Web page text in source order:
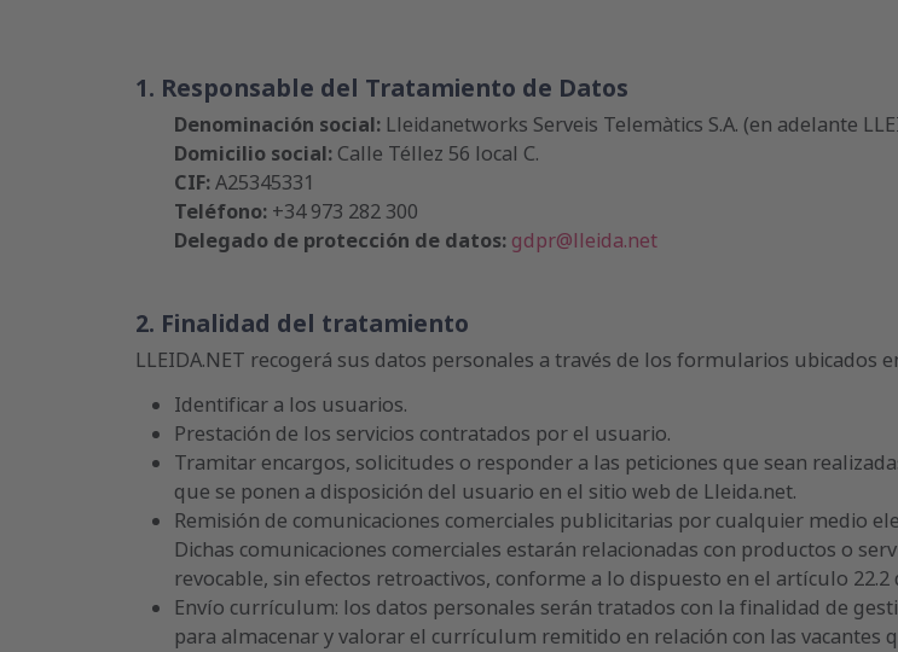
1. Responsable del Tratamiento de Datos
Denominación social: Lleidanetworks Serveis Telemàtics S.A. (en adelante
Domicilio social: Calle Téllez 56 local C.
CIF:A25345331
Teléfono: +34 973 282 300
Delegado de protección de datos: gdpr@lleida.net
2. Finalidad del tratamiento
LLEIDA.NET recogerá sus datos personales a través de los formularios ubicados
Identificar a los usuarios.
Prestación de los servicios contratados por el usuario.
Tramitar encargos, solicitudes o responder a las peticiones que sean
que se ponen a disposición del usuario en el sitio web de Lleida.net.
Remisión de comunicaciones comerciales publicitarias por cualquier medio
Dichas comunicaciones comerciales estarán relacionadas con productos o
revocable, sin efectos retroactivos, conforme a lo dispuesto en el artículo 22.2
Envío currículum: los datos personales serán tratados con la finalidad de
para almacenar y valorar el currículum remitido en relación con las vacantes